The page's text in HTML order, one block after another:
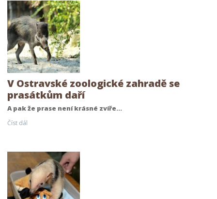
V Ostravské zoologické zahradě se
prasátkům daří
A pak že prase není krásné zvíře…
Číst dál